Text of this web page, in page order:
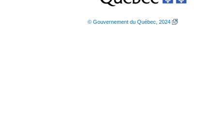
© Gouvernement du Québec, 2024